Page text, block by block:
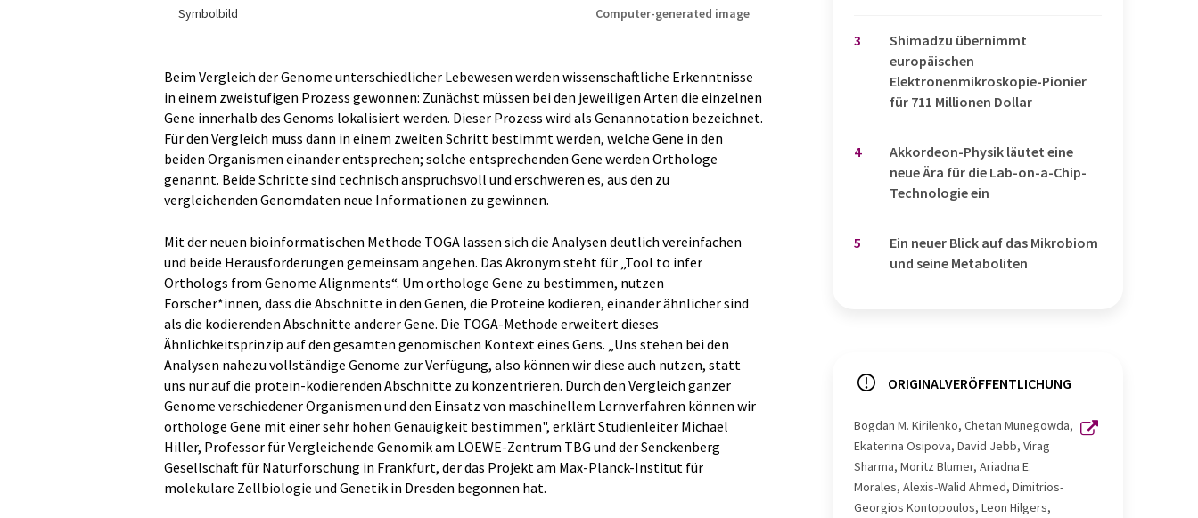
Symbolbild Computer-generated image
Beim Vergleich der Genome unterschiedlicher Lebewesen werden wissenschaftliche Erkenntnisse
in einem zweistufigen Prozess gewonnen: Zunächst müssen bei den jeweiligen Arten die einzelnen
Gene innerhalb des Genoms lokalisiert werden. Dieser Prozess wird als Genannotation bezeichnet.
Für den Vergleich muss dann in einem zweiten Schritt bestimmt werden, welche Gene in den
beiden Organismen einander entsprechen; solche entsprechenden Gene werden Orthologe
genannt. Beide Schritte sind technisch anspruchsvoll und erschweren es, aus den zu
vergleichenden Genomdaten neue Informationen zu gewinnen.
Mit der neuen bioinformatischen Methode TOGA lassen sich die Analysen deutlich vereinfachen
und beide Herausforderungen gemeinsam angehen. Das Akronym steht für „Tool to infer
Orthologs from Genome Alignments“. Um orthologe Gene zu bestimmen, nutzen
Forscher*innen, dass die Abschnitte in den Genen, die Proteine kodieren, einander ähnlicher sind
als die kodierenden Abschnitte anderer Gene. Die TOGA-Methode erweitert dieses
Ähnlichkeitsprinzip auf den gesamten genomischen Kontext eines Gens. „Uns stehen bei den
Analysen nahezu vollständige Genome zur Verfügung, also können wir diese auch nutzen, statt
uns nur auf die protein-kodierenden Abschnitte zu konzentrieren. Durch den Vergleich ganzer
Genome verschiedener Organismen und den Einsatz von maschinellem Lernverfahren können wir
orthologe Gene mit einer sehr hohen Genauigkeit bestimmen", erklärt Studienleiter Michael
Hiller, Professor für Vergleichende Genomik am LOEWE-Zentrum TBG und der Senckenberg
Gesellschaft für Naturforschung in Frankfurt, der das Projekt am Max-Planck-Institut für
molekulare Zellbiologie und Genetik in Dresden begonnen hat.
3
Shimadzu übernimmt
europäischen
Elektronenmikroskopie-Pionier
für 711 Millionen Dollar
4
Akkordeon-Physik läutet eine
neue Ära für die Lab-on-a-Chip-
Technologie ein
5
Ein neuer Blick auf das Mikrobiom
und seine Metaboliten
ORIGINALVERÖFFENTLICHUNG
Bogdan M. Kirilenko, Chetan Munegowda,
Ekaterina Osipova, David Jebb, Virag
Sharma, Moritz Blumer, Ariadna E.
Morales, Alexis-Walid Ahmed, Dimitrios-
Georgios Kontopoulos, Leon Hilgers,